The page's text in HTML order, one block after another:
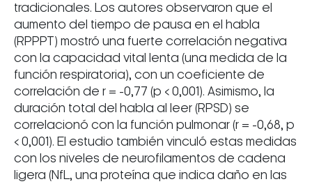
tradicionales. Los autores observaron que el
aumento del tiempo de pausa en el habla
(RPPPT) mostró una fuerte correlación negativa
con la capacidad vital lenta (una medida de la
función respiratoria), con un coeficiente de
correlación de r = -0,77 (p < 0,001). Asimismo, la
duración total del habla al leer (RPSD) se
correlacionó con la función pulmonar (r = -0,68, p
< 0,001). El estudio también vinculó estas medidas
con los niveles de neurofilamentos de cadena
ligera (NfL, una proteína que indica daño en las